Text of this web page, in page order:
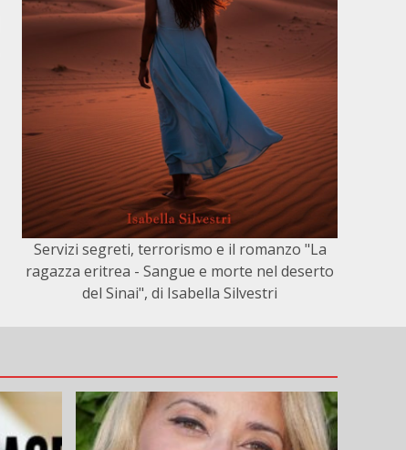
Servizi segreti, terrorismo e il romanzo "La
ragazza eritrea - Sangue e morte nel deserto
del Sinai", di Isabella Silvestri